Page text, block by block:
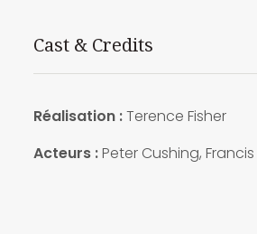
Cast & Credits
Réalisation :Terence Fisher
Acteurs :Peter Cushing,